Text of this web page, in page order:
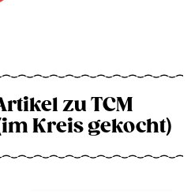
zu TCM
Kreis gekocht)